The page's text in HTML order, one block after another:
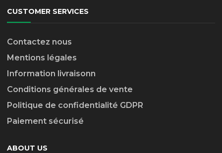
CUSTOMER SERVICES
Contactez nous
Mentions légales
Information livraisonn
Conditions générales de vente
Politique de confidentialité GDPR
Paiement sécurisé
ABOUT US